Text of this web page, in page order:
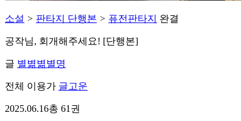
소설 > 판타지 단행본 > 퓨전판타지 완결
공작님, 회개해주세요! [단행본]
글 별볆볆별명
전체 이용가 글고운
2025.06.16총 61권